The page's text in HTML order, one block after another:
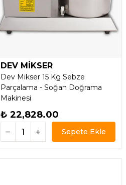
DEV MİKSER
Dev Mikser 15 Kg Sebze
Parçalama - Soğan Doğrama
Makinesi
₺ 22,828.00
Sepete Ekle